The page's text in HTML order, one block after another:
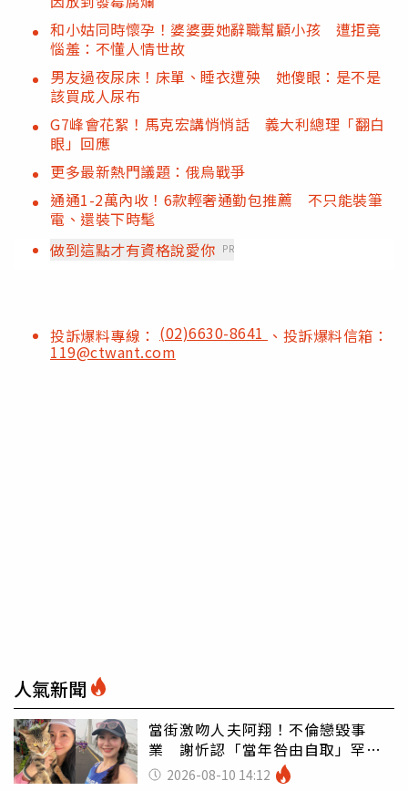
和小姑同時懷孕！婆婆要她辭職幫顧小孩 遭拒竟
惱羞：不懂人情世故
男友過夜尿床！床單、睡衣遭殃 她傻眼：是不是
該買成人尿布
G7峰會花絮！馬克宏講悄悄話 義大利總理「翻白
眼」回應
更多最新熱門議題：俄烏戰爭
通通1-2萬內收！6款輕奢通勤包推薦 不只能裝筆
電、還裝下時髦
做到這點才有資格說愛你 PR
投訴爆料專線： (02)6630-8641 、投訴爆料信箱：
119@ctwant.com
人氣新聞
當街激吻人夫阿翔！不倫戀毀事
業 謝忻認「當年咎由自取」罕吐
心聲2026-08-10 14:12